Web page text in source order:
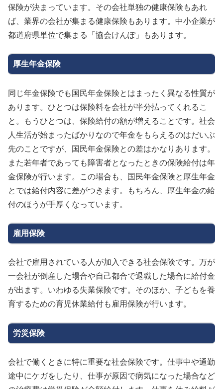
保険が決まっています。その会社単独の健康保険もあれ
ば、業界の会社が集まる健康保険もあります。中小企業が
都道府県単位で集まる「協会けんぽ」もあります。
厚生年金保険
同じ年金保険でも国民年金保険とはまったく異なる性質が
あります。ひとつは保険料を会社が半分払ってくれるこ
と。もうひとつは、保険給付の額が増えることです。社会
人生活が始まったばかりなので年金をもらえるのはだいぶ
先のことですが、国民年金保険との差はかなりあります。
また若年者であっても障害者となったときの保険給付は年
金保険が行います。この場合も、国民年金保険と厚生年金
とでは給付内容に差がつきます。もちろん、厚生年金の給
付のほうが手厚くなっています。
雇用保険
会社で雇用されている人が加入できる社会保険です。万が
一会社が倒産した場合や自己都合で退職した場合に給付金
が出ます。いわゆる失業保険です。そのほか、子どもを養
育するための育児休業給付も雇用保険が行います。
労災保険
会社で働くときに特に重要な社会保険です。仕事中や通勤
途中にケガをしたり、仕事が原因で病気になった場合など